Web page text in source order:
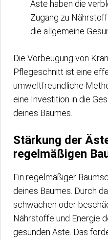
Äste haben die
Zugang zu
die allgemeine
Die Vorbeugung von
Pflegeschnitt ist eine
umweltfreundliche
eine Investition in die
deines Baumes.
Stärkung der
regelmäßigen
Ein regelmäßiger
deines Baumes. Durch
schwachen oder
Nährstoffe und Energie
gesunden Äste. Das